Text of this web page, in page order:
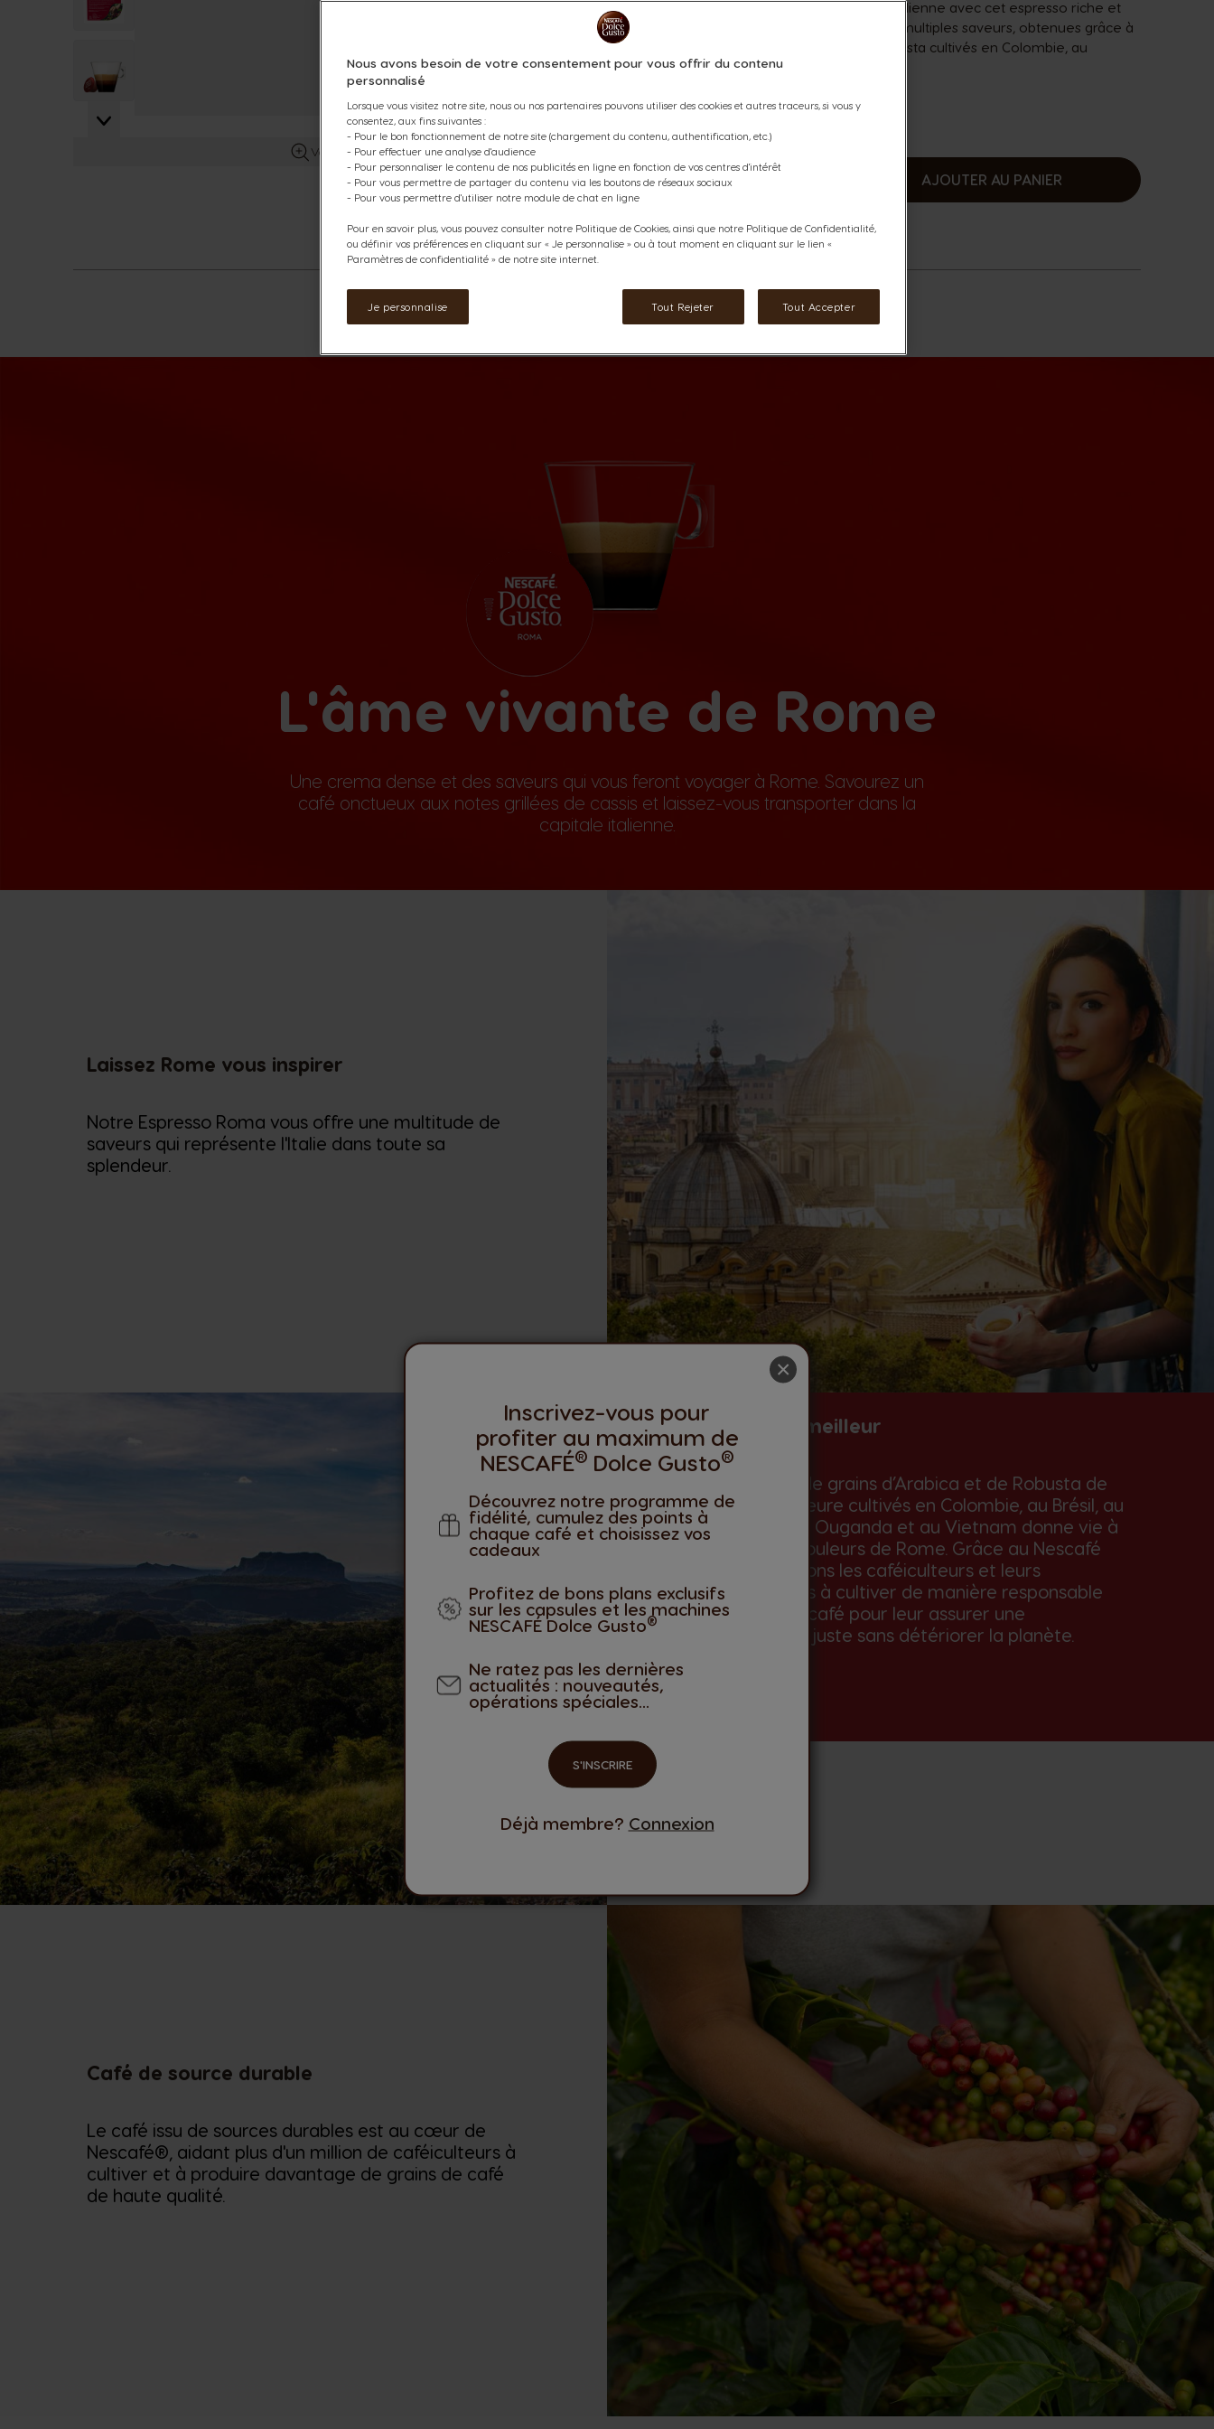
Voir plus d’informations
Plongez dans l’effervescence de la capitale italienne avec cet espresso riche et
intense. Vous allez aimer son équilibre et ses multiples saveurs, obtenues grâce à
un assemblage premium d’Arabica et de Robusta cultivés en Colombie, au
Brésil, en Ouganda et au Vietnam.
5,82 €
Diminuer
Quantité
AJOUTER AU PANIER
Ajouter Aux Favoris
Ajouter Aux
Favoris
L'âme vivante de Rome
Une crema dense et des saveurs qui vous feront voyager à Rome. Savourez un
café onctueux aux notes grillées de cassis et laissez-vous transporter dans la
capitale italienne.
Laissez Rome vous inspirer
Notre Espresso Roma vous offre une multitude de
saveurs qui représente l'Italie dans toute sa
splendeur.
Rien que le meilleur
L’association de grains d’Arabica et de Robusta de
qualité supérieure cultivés en Colombie, au Brésil, au
Cameroun, en Ouganda et au Vietnam donne vie à
ce café aux couleurs de Rome. Grâce au Nescafé
plan, nous aidons les caféiculteurs et leurs
communautés à cultiver de manière responsable
ces grains de café pour leur assurer une
rémunération juste sans détériorer la planète.
Café de source durable
Le café issu de sources durables est au cœur de
Nescafé®, aidant plus d'un million de caféiculteurs à
cultiver et à produire davantage de grains de café
de haute qualité.
×
Inscrivez-vous pour
profiter au maximum de
NESCAFÉ® Dolce Gusto®
Découvrez notre programme de
fidélité, cumulez des points à
chaque café et choisissez vos
cadeaux
Profitez de bons plans exclusifs
sur les capsules et les machines
NESCAFÉ Dolce Gusto®
Ne ratez pas les dernières
actualités : nouveautés,
opérations spéciales...
S'INSCRIRE
Déjà membre? Connexion
Nous avons besoin de votre consentement pour vous offrir du contenu
personnalisé
Lorsque vous visitez notre site, nous ou nos partenaires pouvons utiliser des cookies et autres traceurs, si vous y
consentez, aux fins suivantes :
- Pour le bon fonctionnement de notre site (chargement du contenu, authentification, etc.)
- Pour effectuer une analyse d'audience
- Pour personnaliser le contenu de nos publicités en ligne en fonction de vos centres d'intérêt
- Pour vous permettre de partager du contenu via les boutons de réseaux sociaux
- Pour vous permettre d'utiliser notre module de chat en ligne
Pour en savoir plus, vous pouvez consulter notre Politique de Cookies, ainsi que notre Politique de Confidentialité,
ou définir vos préférences en cliquant sur « Je personnalise » ou à tout moment en cliquant sur le lien «
Paramètres de confidentialité » de notre site internet.
Je personnalise Tout Rejeter Tout Accepter